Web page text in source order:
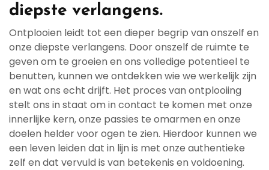
diepste verlangens.
Ontplooien leidt tot een dieper begrip van onszelf en
onze diepste verlangens. Door onszelf de ruimte te
geven om te groeien en ons volledige potentieel te
benutten, kunnen we ontdekken wie we werkelijk zijn
en wat ons echt drijft. Het proces van ontplooiing
stelt ons in staat om in contact te komen met onze
innerlijke kern, onze passies te omarmen en onze
doelen helder voor ogen te zien. Hierdoor kunnen we
een leven leiden dat in lijn is met onze authentieke
zelf en dat vervuld is van betekenis en voldoening.